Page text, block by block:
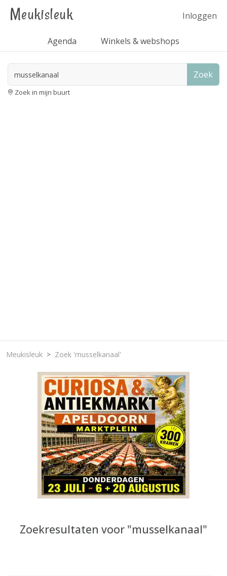
Meukisleuk Inloggen
Agenda Winkels & webshops
Zoek
Zoek in mijn buurt
Meukisleuk Zoek 'musselkanaal'
Zoekresultaten voor "musselkanaal"